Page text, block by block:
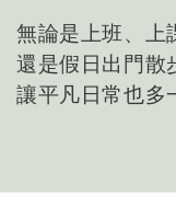
無論是上班、上
還是假日出門散
讓平凡日常也多